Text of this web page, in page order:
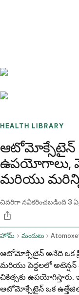
HEALTH LIBRARY
ఆటోమోక్సేటైన్
ఉపయోగాలు,
మరియు
చివరిగా నవీకరించబడింది3
హోమ్ మందులు
ఆటోమోక్సేటైన్ అనేది ఒక
మరియు పెద్దలలో అటెన్షన్
చికిత్సకు ఉపయోగిస్తారు.
ఆటోమోక్సేటైన్ ఒక